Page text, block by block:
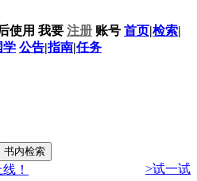
使用 我要 注册 账号 首页|检索|
学 公告|指南|任务
！ >试一试